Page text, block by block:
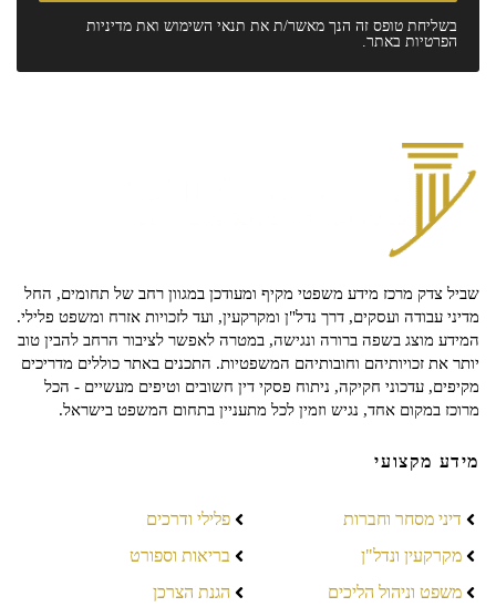
בשליחת טופס זה הנך מאשר/ת את תנאי השימוש ואת מדיניות
הפרטיות באתר.
שביל צדק מרכז מידע משפטי מקיף ומעודכן במגוון רחב של תחומים, החל
מדיני עבודה ועסקים, דרך נדל"ן ומקרקעין, ועד לזכויות אזרח ומשפט פלילי.
המידע מוצג בשפה ברורה ונגישה, במטרה לאפשר לציבור הרחב להבין טוב
יותר את זכויותיהם וחובותיהם המשפטיות. התכנים באתר כוללים מדריכים
מקיפים, עדכוני חקיקה, ניתוח פסקי דין חשובים וטיפים מעשיים - הכל
מרוכז במקום אחד, נגיש וזמין לכל מתעניין בתחום המשפט בישראל.
מידע מקצועי
דיני מסחר וחברות
מקרקעין ונדל"ן
משפט וניהול הליכים
פלילי ודרכים
בריאות וספורט
הגנת הצרכן